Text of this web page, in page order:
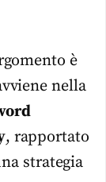
è
nella
, rapportato
strategia